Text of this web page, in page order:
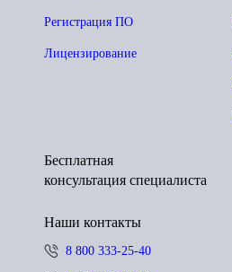
Регистрация ПО
Лицензирование
Бесплатная
консультация специалиста
Наши контакты
8 800 333-25-40